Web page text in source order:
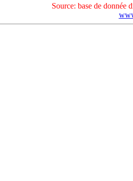
Source: base de donnée